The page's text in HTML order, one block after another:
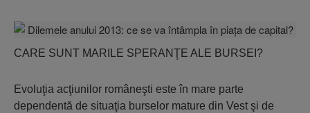
CARE SUNT MARILE SPERANŢE ALE BURSEI?
Evoluţia acţiunilor româneşti este în mare parte
dependentă de situaţia burselor mature din Vest şi de